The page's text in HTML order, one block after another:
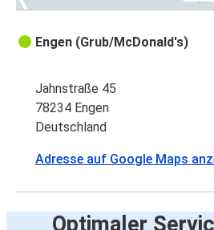
Engen (Grub/McDonald's)
Jahnstraße 45
78234 Engen
Deutschland
Adresse auf Google Maps
Optimaler